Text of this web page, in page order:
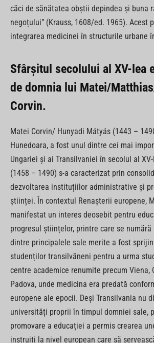
căci de sănătatea obștii depindea și buna
negoțului” (Krauss, 1608/ed. 1965). Acest
integrarea medicinei în structurile urbane
Sfârșitul secolului al XV-lea
de domnia lui Matei/
Corvin.
Matei Corvin/ Hunyadi Mátyás (1443 –
Hunedoara, a fost unul dintre cei mai
Ungariei și ai Transilvaniei în secolul al
(1458 – 1490) s-a caracterizat prin
dezvoltarea instituțiilor administrative și
științei. În contextul Renașterii europene,
manifestat un interes deosebit pentru
progresul științelor, printre care se numără
dintre principalele sale merite a fost
studenților transilvăneni pentru a urma
centre academice renumite precum Viena,
Padova, unde medicina era predată
europene ale epocii. Deși Transilvania nu
universități proprii în timpul domniei sale,
promovare a educației a permis crearea
instruiți la nivel european care să